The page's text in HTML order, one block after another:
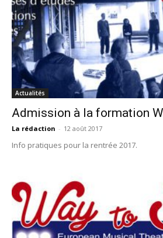
Actualités
Admission à la formation
La rédaction - 12 août 2017
Info pratiques pour la rentrée 2017.